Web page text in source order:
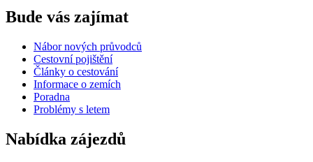
Bude vás zajímat
Nábor nových průvodců
Cestovní pojištění
Články o cestování
Informace o zemích
Poradna
Problémy s letem
Nabídka zájezdů